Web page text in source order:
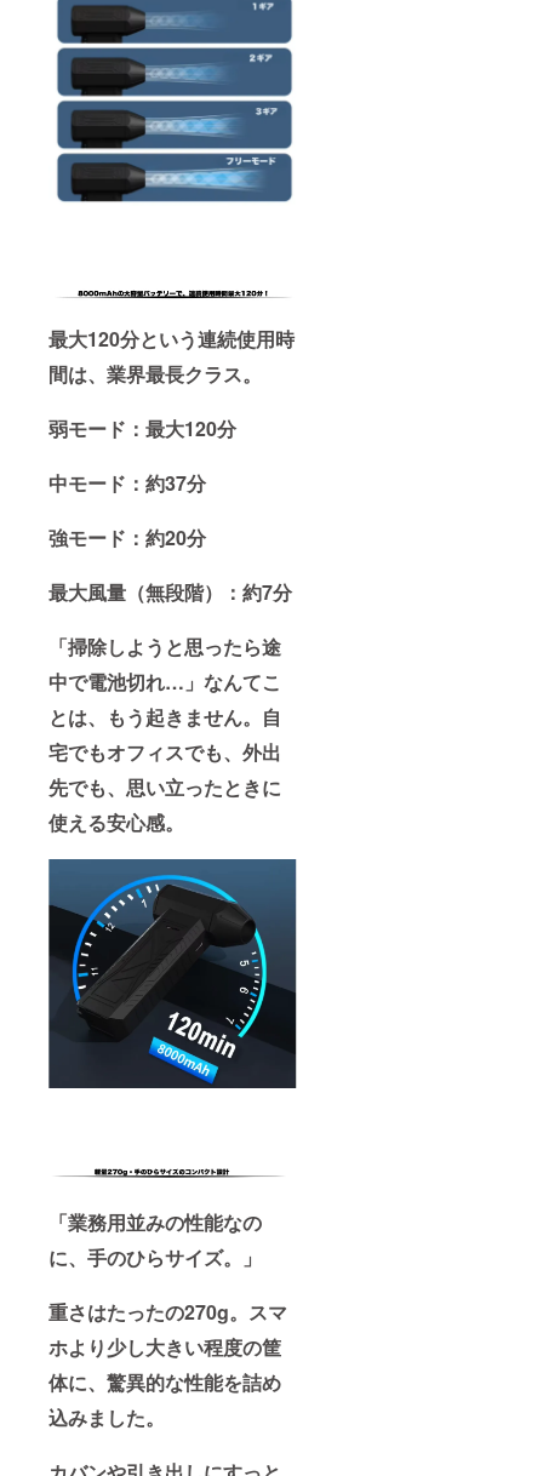
最大120分という連続使用時
間は、業界最長クラス。
弱モード：最大120分
中モード：約37分
強モード：約20分
最大風量（無段階）：約7分
「掃除しようと思ったら途
中で電池切れ…」なんてこ
とは、もう起きません。自
宅でもオフィスでも、外出
先でも、思い立ったときに
使える安心感。
「業務用並みの性能なの
に、手のひらサイズ。」
重さはたったの270g。スマ
ホより少し大きい程度の筐
体に、驚異的な性能を詰め
込みました。